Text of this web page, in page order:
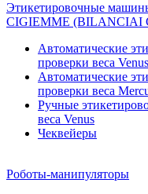
Этикетировочные
CIGIEMME (BILANCIAI
Автоматические
проверки веса Venus
Автоматические
проверки веса
Ручные
веса Venus
Чеквейеры
Роботы-манипуляторы